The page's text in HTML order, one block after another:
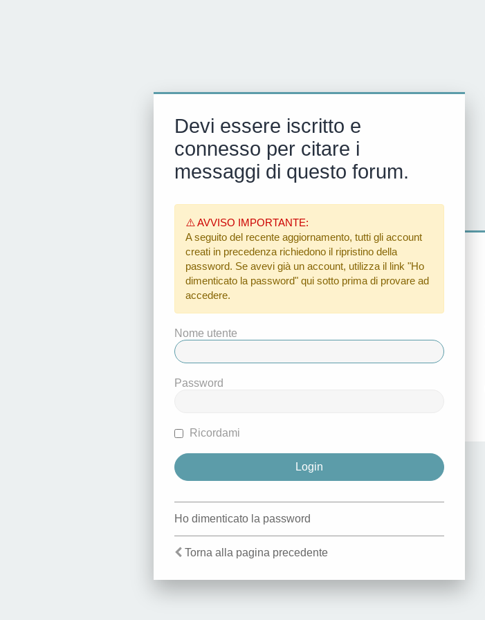
Devi essere iscritto e
connesso per citare i
messaggi di questo forum.
⚠️ AVVISO IMPORTANTE:
A seguito del recente aggiornamento, tutti gli account
creati in precedenza richiedono il ripristino della
password. Se avevi già un account, utilizza il link "Ho
dimenticato la password" qui sotto prima di provare ad
accedere.
Nome utente
Password
Ricordami
Ho dimenticato la password
Torna alla pagina precedente